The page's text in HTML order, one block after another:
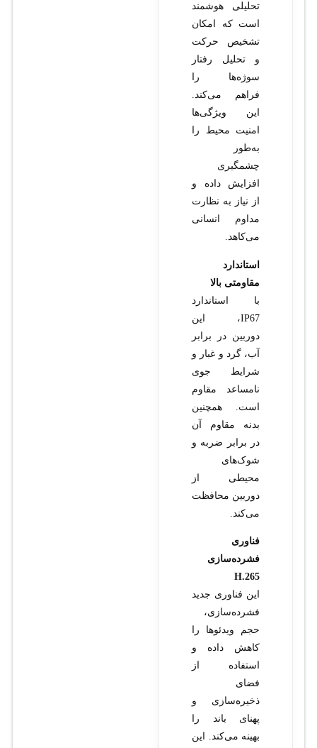
تحلیلی هوشمند
است که امکان
تشخیص حرکت
و تحلیل رفتار
سوژه‌ها را
فراهم می‌کند.
این ویژگی‌ها
امنیت محیط را
به‌طور
چشمگیری
افزایش داده و
از نیاز به نظارت
مداوم انسانی
می‌کاهد.
استاندارد
مقاومتی بالا
با استاندارد
IP67، این
دوربین در برابر
آب، گرد و غبار و
شرایط جوی
نامساعد مقاوم
است. همچنین
بدنه مقاوم آن
در برابر ضربه و
شوک‌های
محیطی از
دوربین محافظت
می‌کند.
فناوری
فشرده‌سازی
H.265
این فناوری جدید
فشرده‌سازی،
حجم ویدئوها را
کاهش داده و
استفاده از
فضای
ذخیره‌سازی و
پهنای باند را
بهینه می‌کند. این